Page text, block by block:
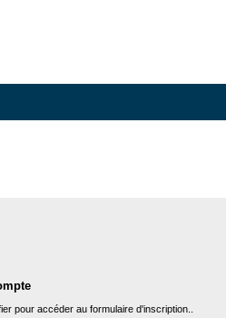
pour accéder au formulaire d'inscription..